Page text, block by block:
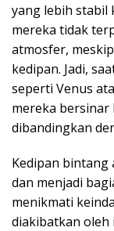
yang lebih stabil
mereka tidak
atmosfer,
kedipan. Jadi,
seperti Venus
mereka
dibandingkan
Kedipan bintang
dan menjadi
menikmati
diakibatkan oleh